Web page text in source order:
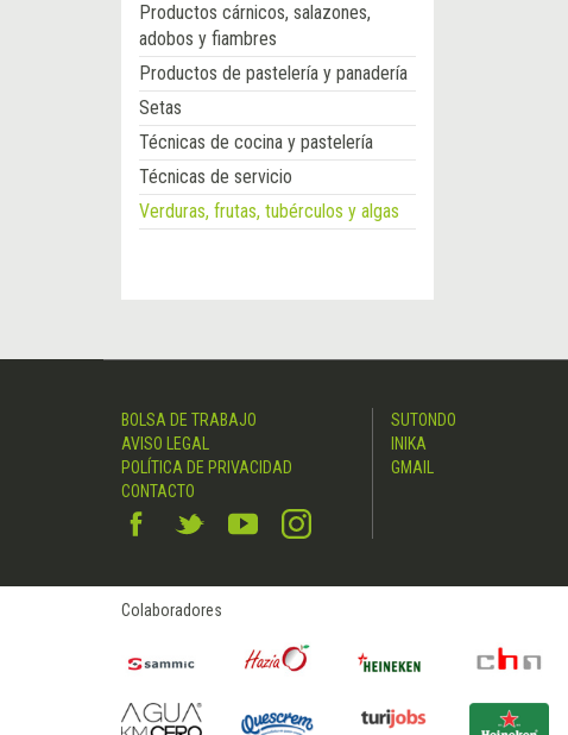
Productos cárnicos, salazones,
adobos y fiambres
Productos de pastelería y panadería
Setas
Técnicas de cocina y pastelería
Técnicas de servicio
Verduras, frutas, tubérculos y algas
BOLSA DE TRABAJO
AVISO LEGAL
POLÍTICA DE PRIVACIDAD
CONTACTO
SUTONDO
INIKA
GMAIL
Colaboradores